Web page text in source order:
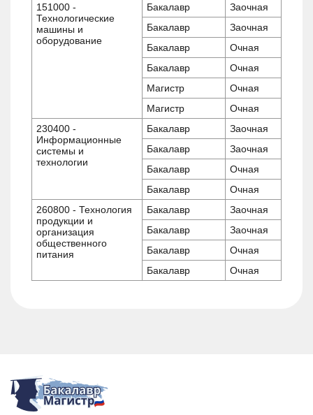
151000 -
Технологические
машины и
оборудование
Бакалавр
Заочная
Бакалавр
Заочная
Бакалавр
Очная
Бакалавр
Очная
Магистр
Очная
Магистр
Очная
230400 -
Информационные
системы и
технологии
Бакалавр
Заочная
Бакалавр
Заочная
Бакалавр
Очная
Бакалавр
Очная
260800 - Технология
продукции и
организация
общественного
питания
Бакалавр
Заочная
Бакалавр
Заочная
Бакалавр
Очная
Бакалавр
Очная